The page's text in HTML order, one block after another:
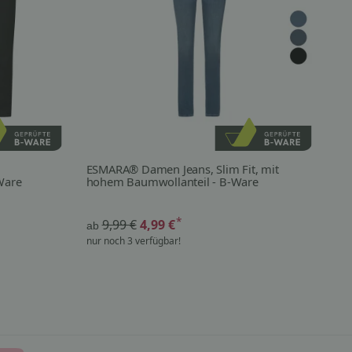
ESMARA® Damen Jeans, Slim Fit, mit
hohem Baumwollanteil - B-Ware
ab 9,99 € 4,99 €*
nur noch 3 verfügbar!